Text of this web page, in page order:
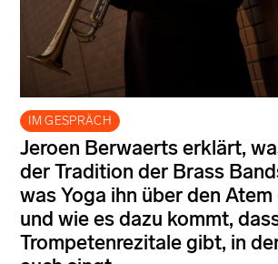
IM GESPRÄCH
Jeroen Berwaerts erklärt,
der Tradition der Brass
was Yoga ihn über den
und wie es dazu kommt,
Trompetenrezitale gibt, in